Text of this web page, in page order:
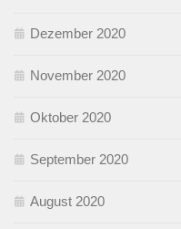
Dezember 2020
November 2020
Oktober 2020
September 2020
August 2020